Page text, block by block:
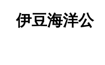
伊豆海洋公